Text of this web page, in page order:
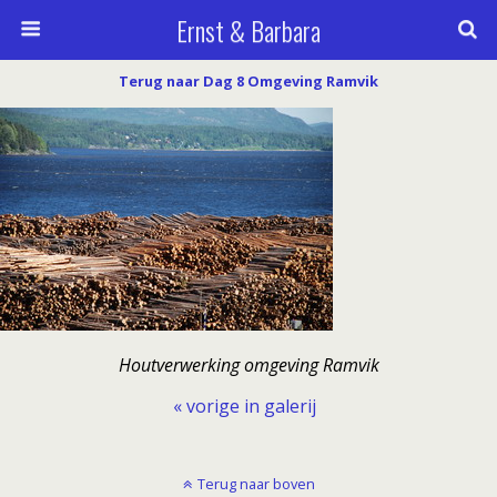
Ernst & Barbara
Terug naar Dag 8 Omgeving Ramvik
Houtverwerking omgeving Ramvik
« vorige in galerij
Terug naar boven